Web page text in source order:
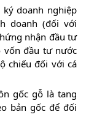
ký doanh nghiệp
doanh (đối với
nhận đầu tư
vốn đầu tư nước
chiếu đối với cá
gốc gỗ là tang
bản gốc để đối